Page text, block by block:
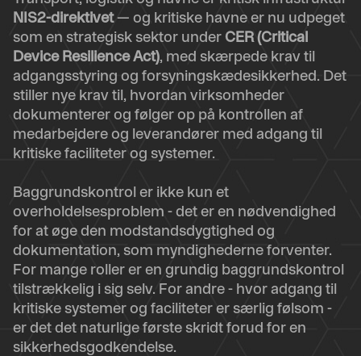
NIS2-direktivet— og kritiske havne er nu udpeget
som en strategisk sektor under CER (Critical
Device Resilience Act), med skærpede krav til
adgangsstyring og forsyningskædesikkerhed. Det
stiller nye krav til, hvordan virksomheder
dokumenterer og følger op på kontrollen af
medarbejdere og leverandører med adgang til
kritiske faciliteter og systemer.
Baggrundskontrol er ikke kun et
overholdelsesproblem - det er en nødvendighed
for at øge den modstandsdygtighed og
dokumentation, som myndighederne forventer.
For mange roller er en grundig baggrundskontrol
tilstrækkelig i sig selv. For andre - hvor adgang til
kritiske systemer og faciliteter er særlig følsom -
er det det naturlige første skridt forud for en
sikkerhedsgodkendelse.